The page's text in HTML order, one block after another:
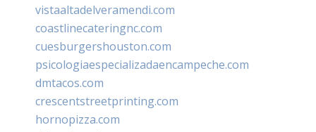
vistaaltadelveramendi.com
coastlinecateringnc.com
cuesburgershouston.com
psicologiaespecializadaencampeche.com
dmtacos.com
crescentstreetprinting.com
hornopizza.com